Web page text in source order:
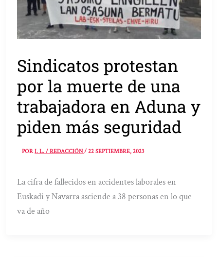
Sindicatos protestan
por la muerte de una
trabajadora en Aduna y
piden más seguridad
PORI. L. / REDACCIÓN/22 SEPTIEMBRE, 2023
La cifra de fallecidos en accidentes laborales en
Euskadi y Navarra asciende a 38 personas en lo que
va de año